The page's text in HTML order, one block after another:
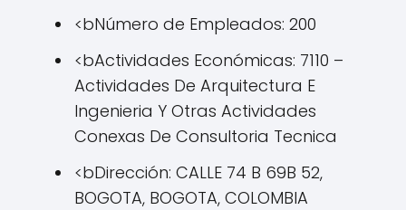
<bNúmero de Empleados: 200
<bActividades Económicas: 7110 –
Actividades De Arquitectura E
Ingenieria Y Otras Actividades
Conexas De Consultoria Tecnica
<bDirección: CALLE 74 B 69B 52,
BOGOTA, BOGOTA, COLOMBIA